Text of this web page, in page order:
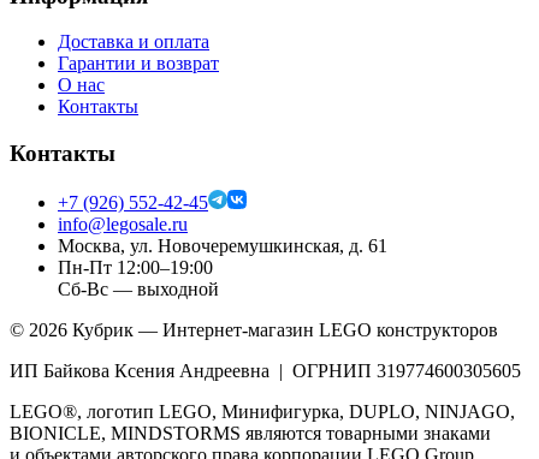
Доставка и оплата
Гарантии и возврат
О нас
Контакты
Контакты
+7 (926) 552-42-45
info@legosale.ru
Москва, ул. Новочеремушкинская, д. 61
Пн-Пт 12:00–19:00
Сб-Вс — выходной
© 2026 Кубрик — Интернет-магазин LEGO конструкторов
ИП Байкова Ксения Андреевна | ОГРНИП 319774600305605
LEGO®, логотип LEGO, Минифигурка, DUPLO, NINJAGO,
BIONICLE, MINDSTORMS являются товарными знаками
и объектами авторского права корпорации LEGO Group.